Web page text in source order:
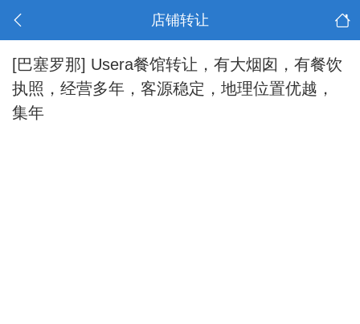
店铺转让
[巴塞罗那] Usera餐馆转让，有大烟囱，有餐饮
执照，经营多年，客源稳定，地理位置优越，
集年